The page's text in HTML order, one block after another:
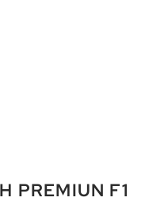
PREMIUN F1